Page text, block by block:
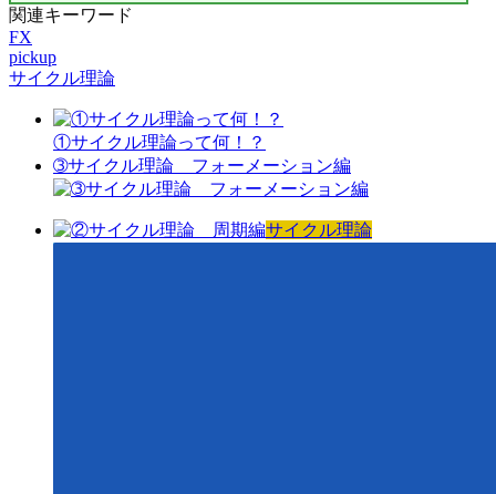
関連キーワード
FX
pickup
サイクル理論
①サイクル理論って何！？
➂サイクル理論 フォーメーション編
サイクル理論